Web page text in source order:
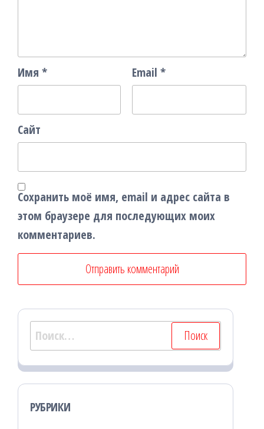
Имя * Email *
Сайт
Сохранить моё имя, email и адрес сайта в
этом браузере для последующих моих
комментариев.
Найти:
РУБРИКИ